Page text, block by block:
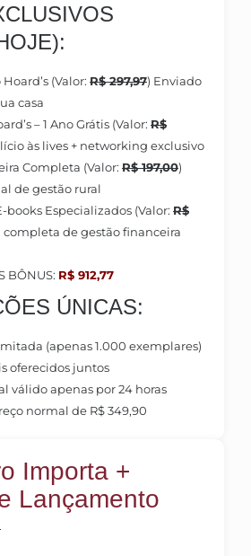
(Valor: R$ 297,97) Enviado
casa
– 1 Ano Grátis (Valor: R$
às lives + networking exclusivo
Completa (Valor: R$ 197,00)
de gestão rural
books Especializados (Valor: R$
de gestão financeira
BÔNUS: R$ 912,77
ÚNICAS:
(apenas 1.000 exemplares)
oferecidos juntos
válido apenas por 24 horas
normal de R$ 349,90
Importa +
Lançamento